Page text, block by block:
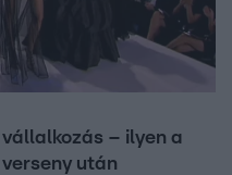
– ilyen a
után